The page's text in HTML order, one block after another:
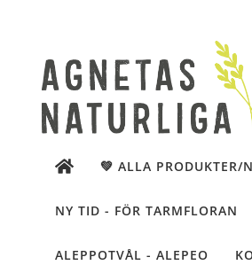
💚 ALLA PRODUKTER/
NY TID - FÖR TARMFLORAN
ALEPPOTVÅL - ALEPEO